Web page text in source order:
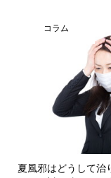
コラム
夏風邪はどうして治